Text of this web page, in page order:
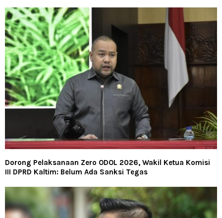
Dorong Pelaksanaan Zero ODOL 2026, Wakil Ketua Komisi
III DPRD Kaltim: Belum Ada Sanksi Tegas